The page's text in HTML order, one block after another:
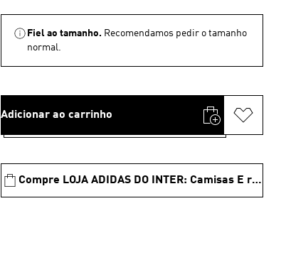
Fiel ao tamanho. Recomendamos pedir o tamanho
normal.
Adicionar ao carrinho
Compre LOJA ADIDAS DO INTER: Camisas E roupas